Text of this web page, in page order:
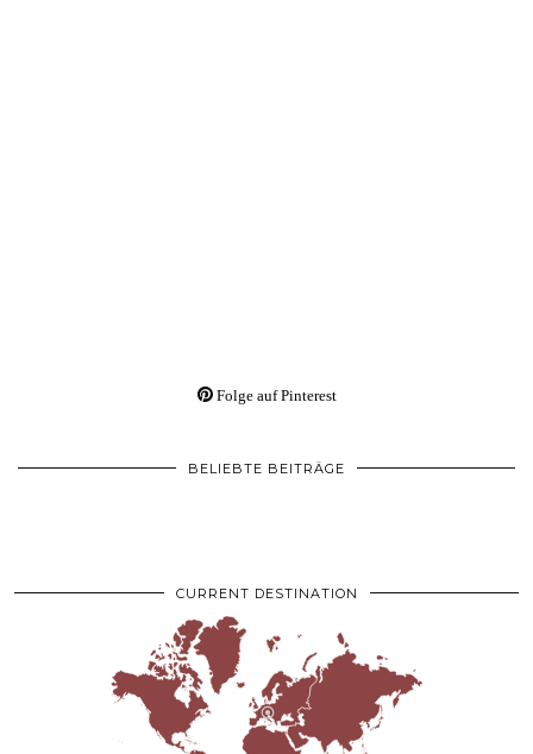
Folge auf Pinterest
BELIEBTE BEITRÄGE
CURRENT DESTINATION